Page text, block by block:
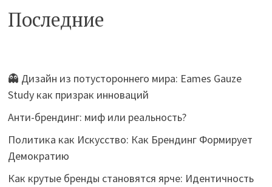
Последние
👻 Дизайн из потустороннего мира: Eames Gauze
Study как призрак инноваций
Анти-брендинг: миф или реальность?
Политика как Искусство: Как Брендинг Формирует
Демократию
Как крутые бренды становятся ярче: Идентичность